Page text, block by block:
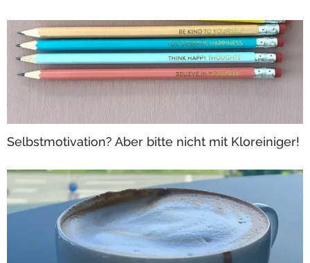
Selbstmotivation? Aber bitte nicht mit Kloreiniger!